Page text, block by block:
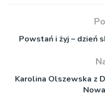
Powstań i żyj – dzień
Karolina Olszewska z